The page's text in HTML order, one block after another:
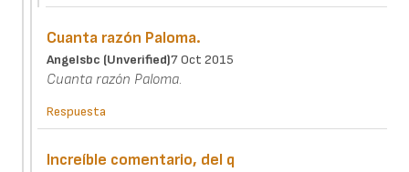
Cuanta razón Paloma.
Angelsbc (unverified)7 Oct 2015
Cuanta razón Paloma.
Respuesta
Increíble comentario, del q